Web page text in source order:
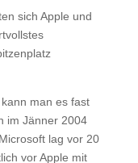
sich Apple und
man es fast
im Jänner 2004
lag vor 20
vor Apple mit